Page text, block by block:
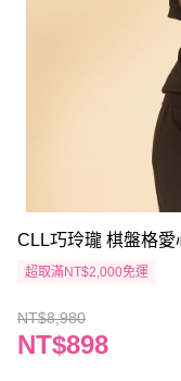
CLL巧玲瓏 棋盤格
超取滿NT$2,000免運
NT$8,980
NT$898